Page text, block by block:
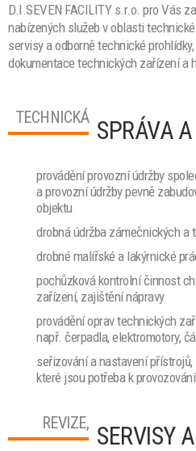
D.I.SEVEN FACILITY s.r.o. pro Vás
nabízených služeb v oblasti
servisy a odborně technické
dokumentace technických zařízení a
TECHNICKÁ SPRÁVA
provádění provozní údržby
a provozní údržby pevně
objektu
drobná údržba zámečnických a
drobné malířské a lakýrnické
pochůzková kontrolní činnost
zařízení, zajištění nápravy
provádění oprav technických
např. čerpadla, elektromotory,
seřizování a nastavení
které jsou potřeba k
REVIZE, SERVISY